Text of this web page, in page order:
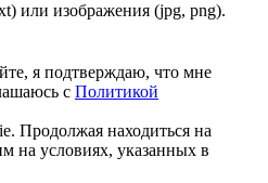
или изображения (jpg, png).
я подтверждаю, что мне
с Политикой
Продолжая находиться на
на условиях, указанных в